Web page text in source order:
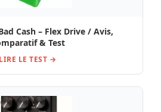
Cash – Flex Drive / Avis,
& Test
LIRE LE TEST →